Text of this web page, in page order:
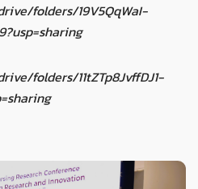
folders/19V5QqWaI-
folders/11tZTp8JvffDJ1-